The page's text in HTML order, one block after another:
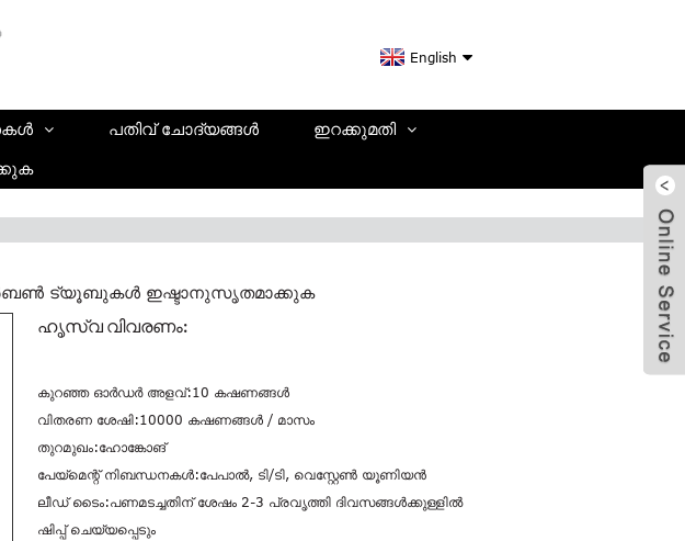
English
പതിവ് ചോദ്യങ്ങൾ ഇറക്കുമതി
ട്യൂബുകൾ ഇഷ്ടാനുസൃതമാക്കുക
ഹൃസ്വ വിവരണം:
കുറഞ്ഞ ഓർഡർ അളവ്:10 കഷണങ്ങൾ
വിതരണ ശേഷി:10000 കഷണങ്ങൾ / മാസം
തുറമുഖം:ഹോങ്കോങ്
പേയ്‌മെന്റ് നിബന്ധനകൾ:പേപാൽ, ടി/ടി, വെസ്റ്റേൺ യൂണിയൻ
ലീഡ് ടൈം:പണമടച്ചതിന് ശേഷം 2-3 പ്രവൃത്തി ദിവസങ്ങൾക്കുള്ളിൽ
ഷിപ്പ് ചെയ്യപ്പെടും